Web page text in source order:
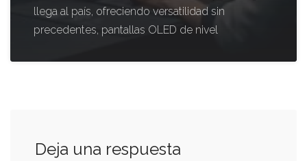
llega al país, ofreciendo versatilidad sin
precedentes, pantallas OLED de nivel
Deja una respuesta